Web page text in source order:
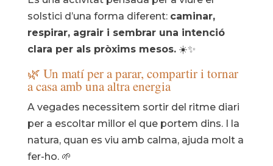
solstici d’una forma diferent: caminar,
respirar, agrair i sembrar una intenció
clara per als pròxims mesos.☀️✨
🌿 Un matí per a parar, compartir i tornar
a casa amb una altra energia
A vegades necessitem sortir del ritme diari
per a escoltar millor el que portem dins. I la
natura, quan es viu amb calma, ajuda molt a
fer-ho. 🌱